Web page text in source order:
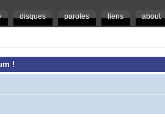
disques paroles liens about
!